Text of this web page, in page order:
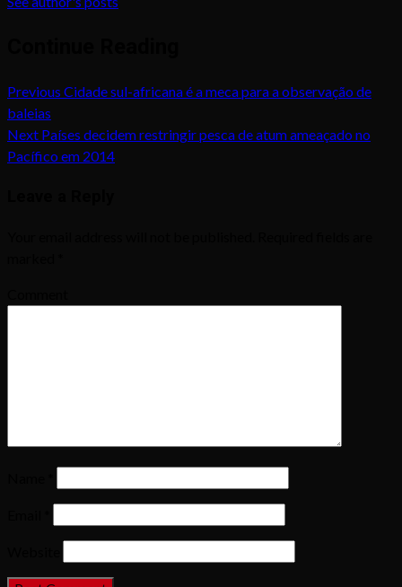
Previous Cidade sul-africana é a meca para a observação de
baleias
Next Países decidem restringir pesca de atum ameaçado no
Pacífico em 2014